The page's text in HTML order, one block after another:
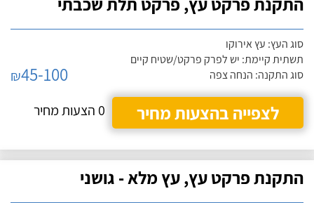
סוג העץ: עץ אירוקו
תשתית קיימת: יש לפרק פרקט/שטיח קיים
סוג התקנה: הנחה צפה
₪45-100
לצפייה בהצעות מחיר
0 הצעות מחיר
התקנת פרקט עץ, עץ מלא - גושני